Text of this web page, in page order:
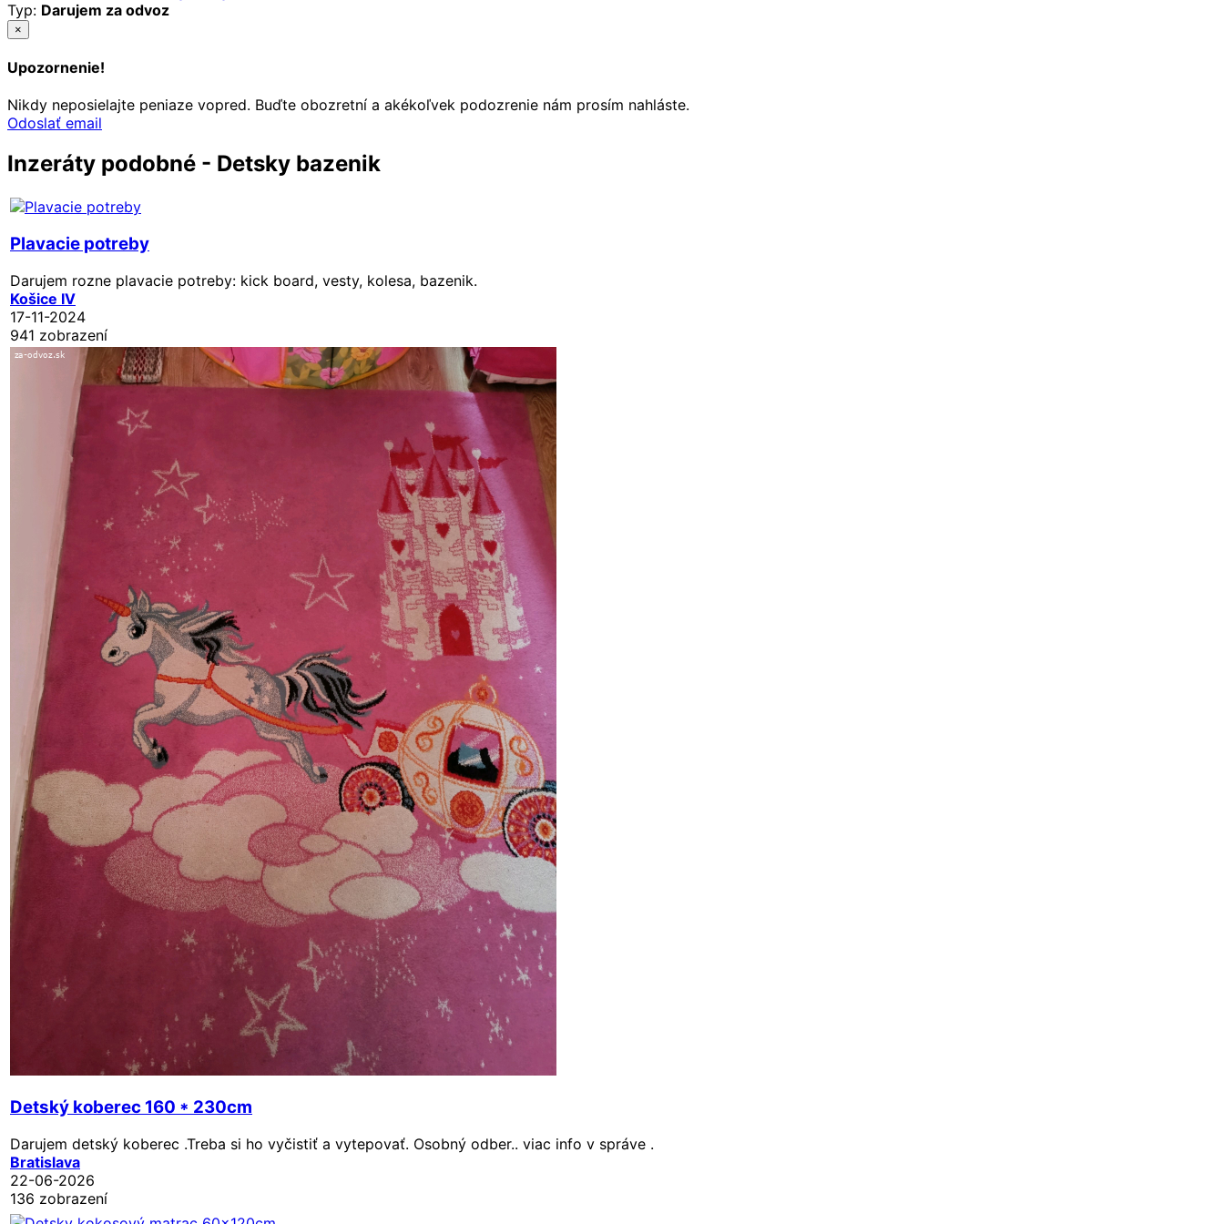
Typ: Darujem za odvoz
×
Upozornenie!
Nikdy neposielajte peniaze vopred. Buďte obozretní a akékoľvek podozrenie nám prosím nahláste.
Odoslať email
Inzeráty podobné - Detsky bazenik
Plavacie potreby
Darujem rozne plavacie potreby: kick board, vesty, kolesa, bazenik.
Košice IV
17-11-2024
941 zobrazení
Detský koberec 160 * 230cm
Darujem detský koberec .Treba si ho vyčistiť a vytepovať. Osobný odber.. viac info v správe .
Bratislava
22-06-2026
136 zobrazení